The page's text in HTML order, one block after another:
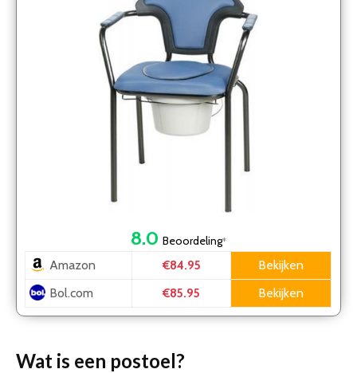
8.0 Beoordeling*
Amazon €84.95
Bekijken
Bol.com
€85.95 Bekijken
Wat is een postoel?